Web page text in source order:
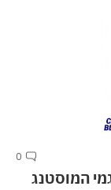
0
המוסטנג